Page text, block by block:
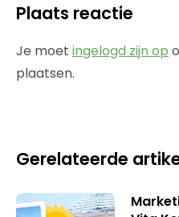
Plaats reactie
Je moet ingelogd zijn op
plaatsen.
Gerelateerde